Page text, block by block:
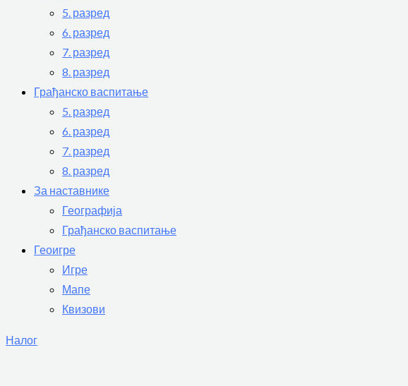
5. разред
6. разред
7. разред
8. разред
Грађанско васпитање
5. разред
6. разред
7. разред
8. разред
За наставнике
Географија
Грађанско васпитање
Геоигре
Игре
Мапе
Квизови
Налог